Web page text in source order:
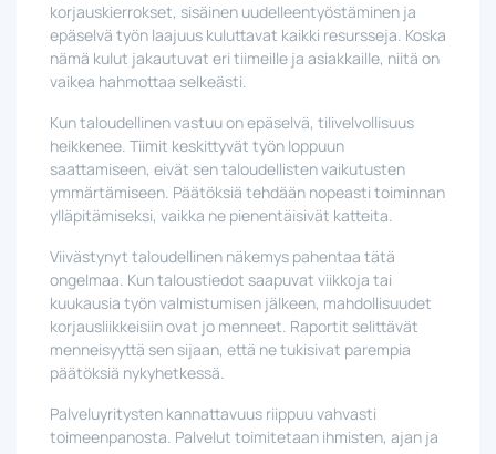
korjauskierrokset, sisäinen uudelleentyöstäminen ja
epäselvä työn laajuus kuluttavat kaikki resursseja. Koska
nämä kulut jakautuvat eri tiimeille ja asiakkaille, niitä on
vaikea hahmottaa selkeästi.
Kun taloudellinen vastuu on epäselvä, tilivelvollisuus
heikkenee. Tiimit keskittyvät työn loppuun
saattamiseen, eivät sen taloudellisten vaikutusten
ymmärtämiseen. Päätöksiä tehdään nopeasti toiminnan
ylläpitämiseksi, vaikka ne pienentäisivät katteita.
Viivästynyt taloudellinen näkemys pahentaa tätä
ongelmaa. Kun taloustiedot saapuvat viikkoja tai
kuukausia työn valmistumisen jälkeen, mahdollisuudet
korjausliikkeisiin ovat jo menneet. Raportit selittävät
menneisyyttä sen sijaan, että ne tukisivat parempia
päätöksiä nykyhetkessä.
Palveluyritysten kannattavuus riippuu vahvasti
toimeenpanosta. Palvelut toimitetaan ihmisten, ajan ja